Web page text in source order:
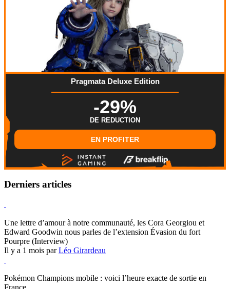
Pragmata Deluxe Edition
-29%
DE REDUCTION
EN PROFITER
Derniers articles
Une lettre d’amour à notre communauté, les Cora Georgiou et
Edward Goodwin nous parles de l’extension Évasion du fort
Pourpre (Interview)
Il y a 1 mois parLéo Girardeau
Pokémon Champions mobile : voici l’heure exacte de sortie en
France